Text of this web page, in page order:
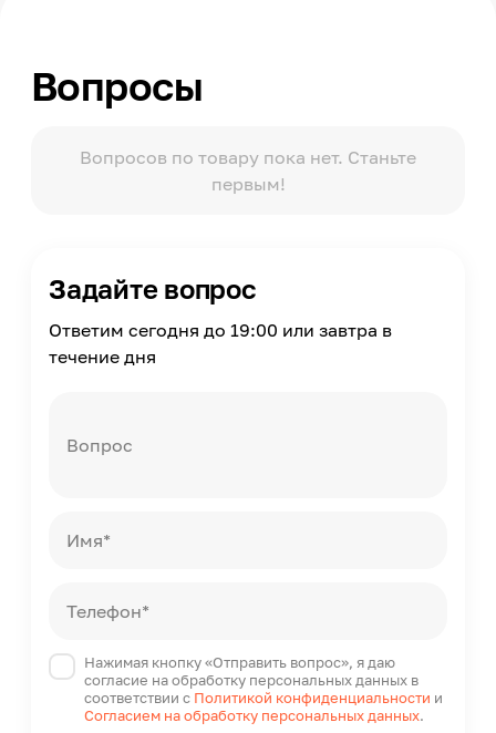
Тип колбы
Грибок (R, Reflector)
Матовая
Степень защиты по ГОСТ 14254
Диаметр
63
Страна производства
Вопросы
Вопросов по товару пока нет. Станьте
первым!
Задайте вопрос
Ответим сегодня до 19:00 или завтра в
течение дня
Вопрос
Имя*
Телефон*
Нажимая кнопку «Отправить вопрос», я даю
согласие на обработку персональных данных в
соответствии с Политикой конфиденциальности и
Согласием на обработку персональных данных.